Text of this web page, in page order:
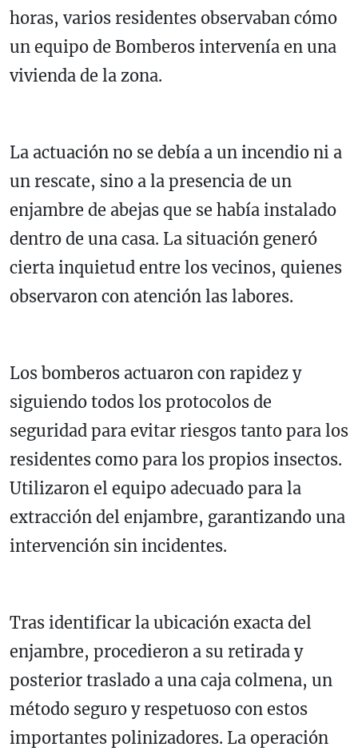
horas, varios residentes observaban cómo
un equipo de Bomberos intervenía en una
vivienda de la zona.
La actuación no se debía a un incendio ni a
un rescate, sino a la presencia de un
enjambre de abejas que se había instalado
dentro de una casa. La situación generó
cierta inquietud entre los vecinos, quienes
observaron con atención las labores.
Los bomberos actuaron con rapidez y
siguiendo todos los protocolos de
seguridad para evitar riesgos tanto para los
residentes como para los propios insectos.
Utilizaron el equipo adecuado para la
extracción del enjambre, garantizando una
intervención sin incidentes.
Tras identificar la ubicación exacta del
enjambre, procedieron a su retirada y
posterior traslado a una caja colmena, un
método seguro y respetuoso con estos
importantes polinizadores. La operación